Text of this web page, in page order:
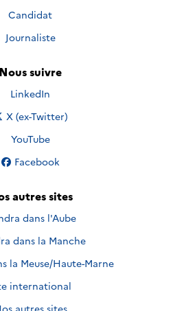
Candidat
Journaliste
Nous suivre
Nous suivre sur
LinkedIn
Nous suivre sur
X (ex-Twitter)
Nous suivre sur
YouTube
Nous suivre sur
Facebook
autres sites
dans l'Aube
dans la Manche
la Meuse/Haute-Marne
international